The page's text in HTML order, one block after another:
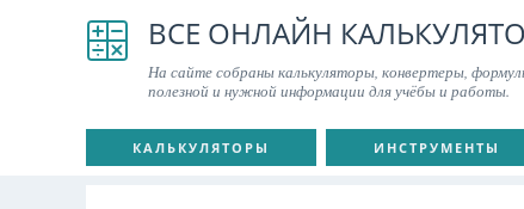
ВСЕ ОНЛАЙН
На сайте собраны калькуляторы, конвертеры,
полезной и нужной информации для учёбы и работы.
КАЛЬКУЛЯТОРЫ ИНСТРУМЕНТЫ